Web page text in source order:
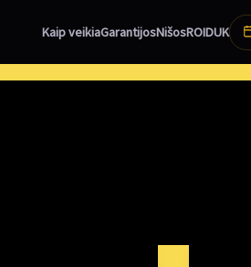
Kaip veikiaGarantijosNišosROIDUK